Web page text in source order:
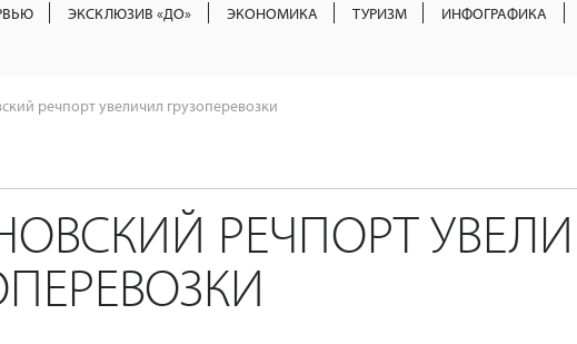
ЭКСКЛЮЗИВ «ДО» ЭКОНОМИКА ТУРИЗМ ИНФОГРАФИКА
речпорт увеличил грузоперевозки
РЕЧПОРТ